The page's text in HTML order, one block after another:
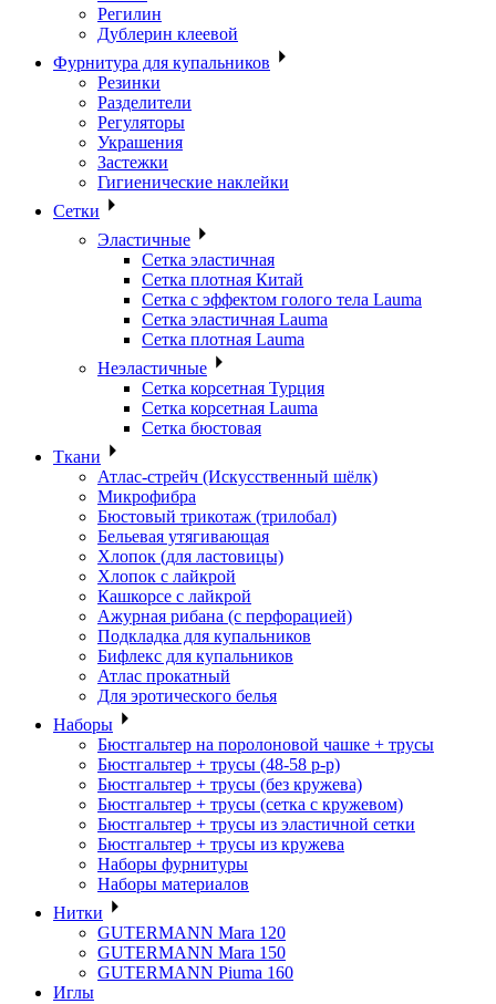
Регилин
Дублерин клеевой
Фурнитура для купальников
Резинки
Разделители
Регуляторы
Украшения
Застежки
Гигиенические наклейки
Сетки
Эластичные
Сетка эластичная
Сетка плотная Китай
Сетка с эффектом голого тела Lauma
Сетка эластичная Lauma
Сетка плотная Lauma
Неэластичные
Сетка корсетная Турция
Сетка корсетная Lauma
Сетка бюстовая
Ткани
Атлас-стрейч (Искусственный шёлк)
Микрофибра
Бюстовый трикотаж (трилобал)
Бельевая утягивающая
Хлопок (для ластовицы)
Хлопок с лайкрой
Кашкорсе с лайкрой
Ажурная рибана (с перфорацией)
Подкладка для купальников
Бифлекс для купальников
Атлас прокатный
Для эротического белья
Наборы
Бюстгальтер на поролоновой чашке + трусы
Бюстгальтер + трусы (48-58 р-р)
Бюстгальтер + трусы (без кружева)
Бюстгальтер + трусы (сетка с кружевом)
Бюстгальтер + трусы из эластичной сетки
Бюстгальтер + трусы из кружева
Наборы фурнитуры
Наборы материалов
Нитки
GUTERMANN Mara 120
GUTERMANN Mara 150
GUTERMANN Piuma 160
Иглы